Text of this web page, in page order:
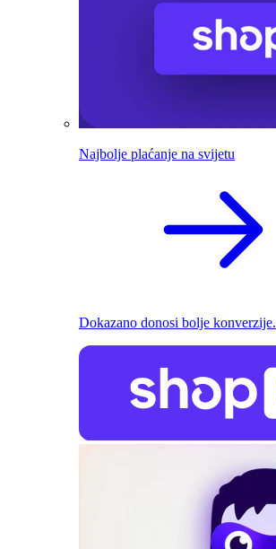
Najbolje plaćanje na svijetu
Dokazano donosi bolje konverzije.